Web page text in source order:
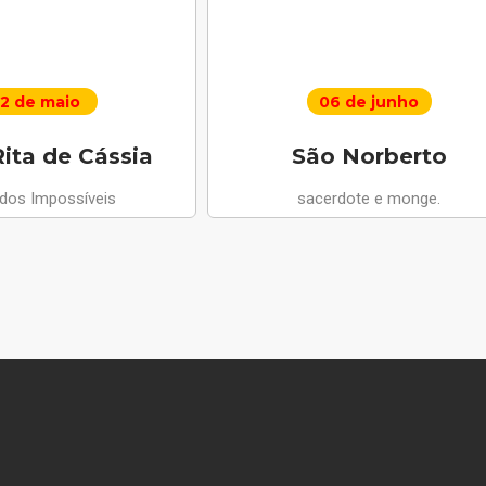
de maio
de Cássia
Impossíveis
06 de junho
São Norberto
sacerdote e monge.